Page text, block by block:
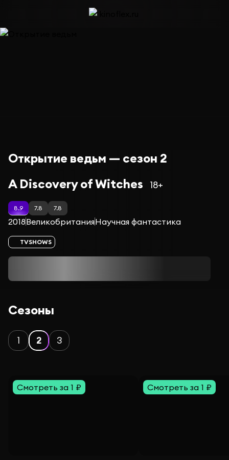
Открытие ведьм — сезон 2
A Discovery of Witches
18+
8.9 7.8 7.8
2018ВеликобританияНаучная фантастика
TVSHOWS
Сезоны
1 2 3
Смотреть за 1 ₽ Смотреть за 1 ₽